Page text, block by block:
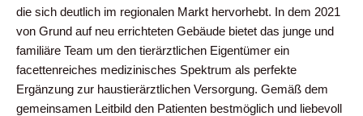
die sich deutlich im regionalen Markt hervorhebt. In dem 2021
von Grund auf neu errichteten Gebäude bietet das junge und
familiäre Team um den tierärztlichen Eigentümer ein
facettenreiches medizinisches Spektrum als perfekte
Ergänzung zur haustierärztlichen Versorgung. Gemäß dem
gemeinsamen Leitbild den Patienten bestmöglich und liebevoll